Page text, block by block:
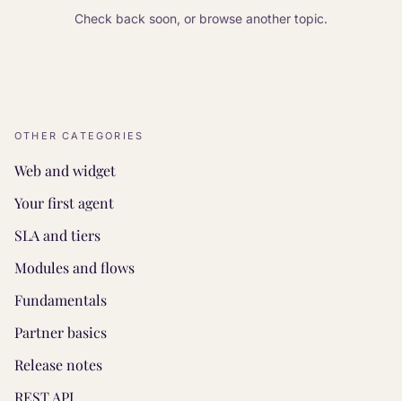
Check back soon, or browse another topic.
OTHER CATEGORIES
Web and widget
Your first agent
SLA and tiers
Modules and flows
Fundamentals
Partner basics
Release notes
REST API